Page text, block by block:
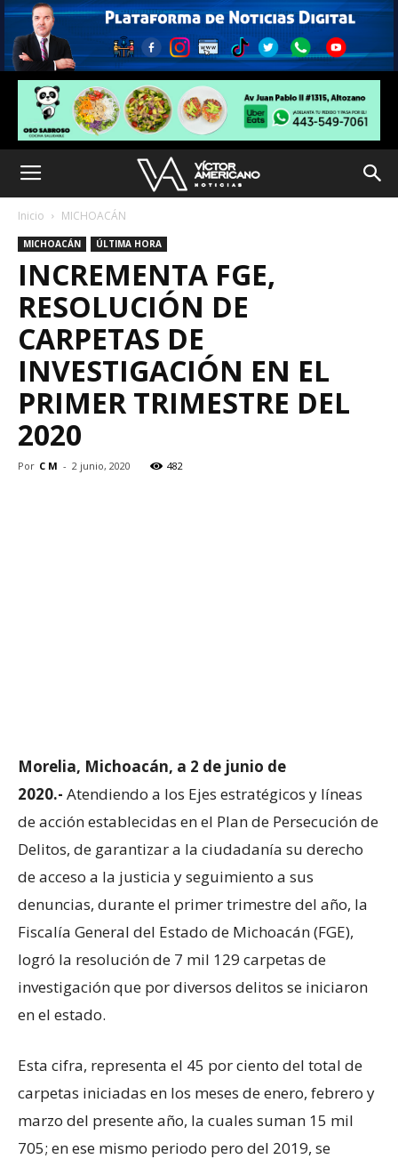
Inicio MICHOACÁN
MICHOACÁN ÚLTIMA HORA
INCREMENTA FGE,
RESOLUCIÓN DE
CARPETAS DE
INVESTIGACIÓN EN EL
PRIMER TRIMESTRE DEL
2020
Por C M - 2 junio, 2020 482
Morelia, Michoacán, a 2 de junio de
2020.- Atendiendo a los Ejes estratégicos y líneas
de acción establecidas en el Plan de Persecución de
Delitos, de garantizar a la ciudadanía su derecho
de acceso a la justicia y seguimiento a sus
denuncias, durante el primer trimestre del año, la
Fiscalía General del Estado de Michoacán (FGE),
logró la resolución de 7 mil 129 carpetas de
investigación que por diversos delitos se iniciaron
en el estado.
Esta cifra, representa el 45 por ciento del total de
carpetas iniciadas en los meses de enero, febrero y
marzo del presente año, la cuales suman 15 mil
705; en ese mismo periodo pero del 2019, se